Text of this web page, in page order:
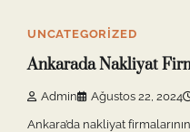
UNCATEGORIZED
Ankarada Nakliyat
Admin Ağustos 22, 2024
Ankara’da nakliyat